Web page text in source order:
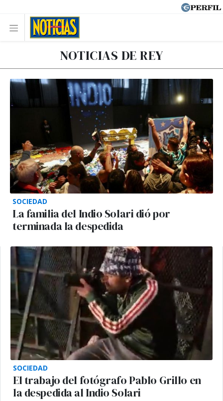
NOTICIAS DE REY
SOCIEDAD
La familia del Indio Solari dió por
terminada la despedida
SOCIEDAD
El trabajo del fotógrafo Pablo Grillo en
la despedida al Indio Solari